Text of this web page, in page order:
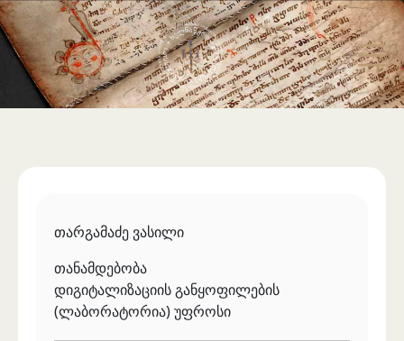
თარგამაძე ვასილი
თანამდებობა
დიგიტალიზაციის განყოფილების
(ლაბორატორია) უფროსი